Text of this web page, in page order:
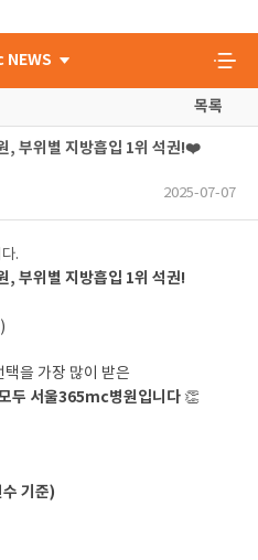
NEWS
목록
, 부위별 지방흡입 1위 석권!❤️
2025-07-07
.
부위별 지방흡입 1위 석권!
을 가장 많이 받은
두 서울365mc병원입니다 👏
기준)